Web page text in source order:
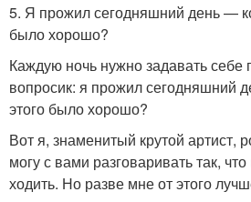
5. Я прожил сегодняшний день —
было хорошо?
Каждую ночь нужно задавать себе
вопросик: я прожил сегодняшний
этого было хорошо?
Вот я, знаменитый крутой артист,
могу с вами разговаривать так,
ходить. Но разве мне от этого